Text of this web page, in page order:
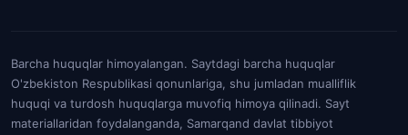
Barcha huquqlar himoyalangan. Saytdagi barcha huquqlar
O'zbekiston Respublikasi qonunlariga, shu jumladan mualliflik
huquqi va turdosh huquqlarga muvofiq himoya qilinadi. Sayt
materiallaridan foydalanganda, Samarqand davlat tibbiyot